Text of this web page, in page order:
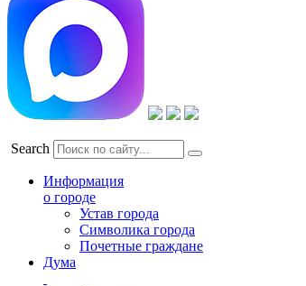
Search
Информация
о городе
Устав города
Символика города
Почетные граждане
Дума